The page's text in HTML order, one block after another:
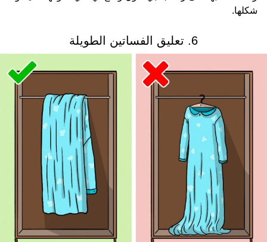
شكلها.
6. تعليق الفساتين الطويلة